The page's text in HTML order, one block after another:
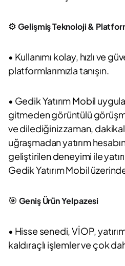
⚙️Gelişmiş Teknoloji &
• Kullanımı kolay, hızlı ve
platformlarımızla tanışın.
• Gedik Yatırım Mobil
gitmeden görüntülü
ve dilediğiniz zaman,
uğraşmadan yatırım
geliştirilen deneyimi ile
Gedik Yatırım Mobil
🎯 Geniş Ürün Yelpazesi
• Hisse senedi, VİOP,
kaldıraçlı işlemler ve çok